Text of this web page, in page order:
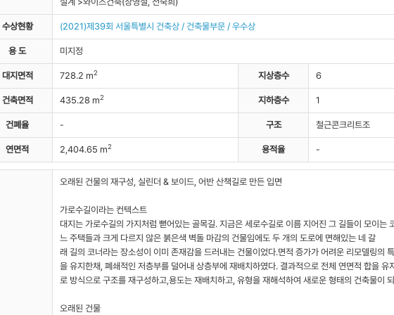
자료실
수상현황 (2021)제39회 서울특별시 건축상 / 건축물부문 / 우수상
용 도 미지정
대지면적 728.2 m2 지상층수 6
건축면적 435.28 m2 지하층수 1
건폐율 - 구조 철근콘크리트조
연면적 2,404.65 m2 용적율 -
오래된 건물의 재구성, 실린더 & 보이드, 어반 산책길로 만든 입면
가로수길이라는 컨텍스트
대지는 가로수길의 가지처럼 뻗어있는 골목길. 지금은 세로수길로 이름 지어진 그 길들이 모이는
느 주택들과 크게 다르지 않은 붉은색 벽돌 마감의 건물임에도 두 개의 도로에 면해있는 네 갈
래 길의 코너라는 장소성이 이미 존재감을 드러내는 건물이었다.면적 증가가 어려운 리모델링의
을 유지한채, 폐쇄적인 저층부를 덜어내 상층부에 재배치하였다. 결과적으로 전체 연면적 합을 유
로 방식으로 구조를 재구성하고,용도는 재배치하고, 유형을 재해석하여 새로운 형태의 건축물이
오래된 건물